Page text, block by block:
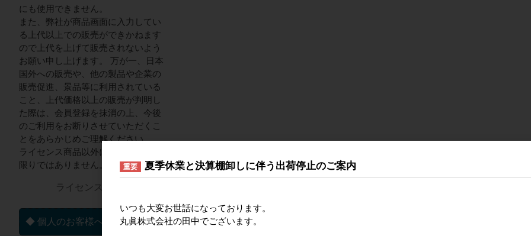
にも使用できません。
また、弊社が商品画面に入力してい
る上代以上での販売ができかねます
ので上代を上げて販売されないよう
お願い申し上げます。 万が一、日本
国外への販売や、他の製品や企業の
販売促進、景品等に利用されている
こと、上代価格以上の販売が判明し
た際は、会員登録を抹消の上、今後
のご利用をお断りさせていただくこ
とをあらかじめご理解ください。
ライセンス商品以外についてはこの
限りではありません。
ライセンス一覧▼
◆ 個人のお客様へ
重要 夏季休業と決算棚卸しに伴う出荷停止のご案内
いつも大変お世話になっております。
丸眞株式会社の田中でございます。